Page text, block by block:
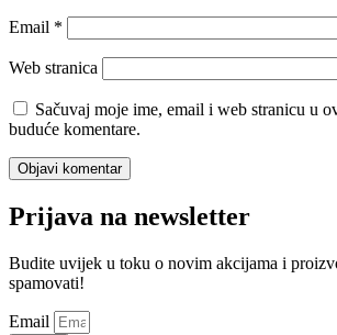
Email *
Web stranica
Sačuvaj moje ime, email i web stranicu u
buduće komentare.
Prijava na newsletter
Budite uvijek u toku o novim akcijama i
spamovati!
Email